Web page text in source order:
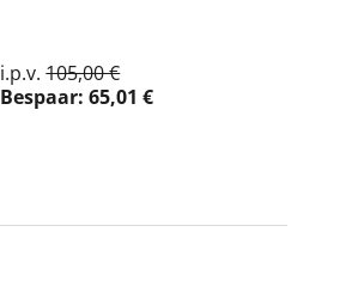
i.p.v.105,00 €
Bespaar:65,01 €